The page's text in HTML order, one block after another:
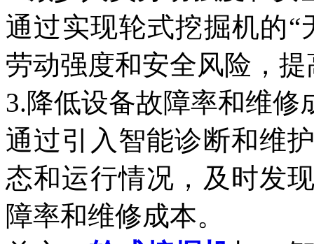
通过实现轮式挖掘机的
劳动强度和安全风险，
3.降低设备故障率和维修
通过引入智能诊断和维
态和运行情况，及时发
障率和维修成本。